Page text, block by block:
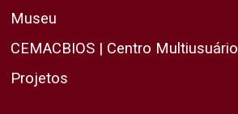
Museu
CEMACBIOS | Centro Multiusuário
Projetos